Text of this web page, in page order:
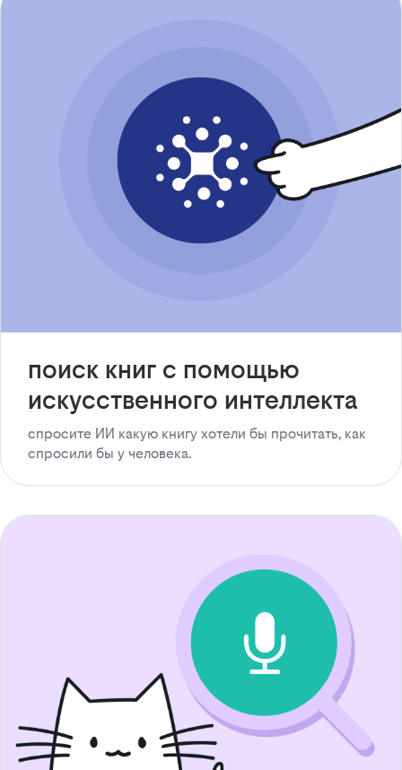
поиск книг с помощью
искусственного интеллекта
спросите ИИ какую книгу хотели бы прочитать, как
спросили бы у человека.